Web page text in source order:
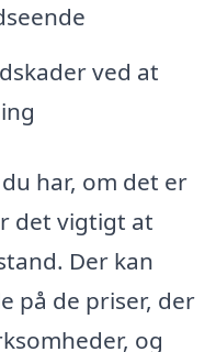
ved at
har, om det er
det vigtigt at
Der kan
på de priser, der
og